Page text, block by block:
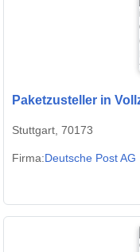
Paketzusteller in
Stuttgart, 70173
Firma:Deutsche Post AG